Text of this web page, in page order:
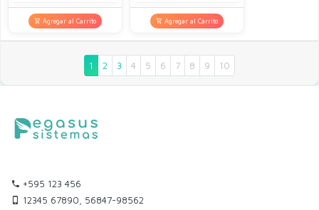
Agregar al Carrito Agregar al Carrito
1 2 3 4 5 6 7 8 9 10
+595 123 456
12345 67890, 56847-98562